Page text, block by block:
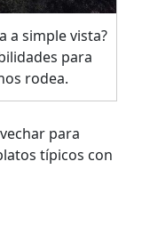
a simple vista?
para
rodea.
para
típicos con